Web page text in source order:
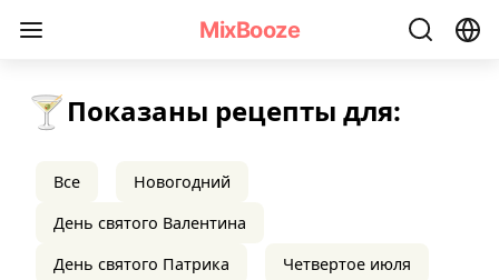
MixBooze
🍸Показаны рецепты для:
Все
Новогодний
День святого Валентина
День святого Патрика
Четвертое июля